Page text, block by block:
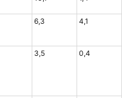
6,3 4,1
3,5 0,4